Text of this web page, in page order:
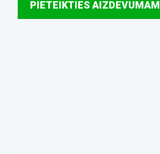
PIETEIKTIES AIZDEVUMAM